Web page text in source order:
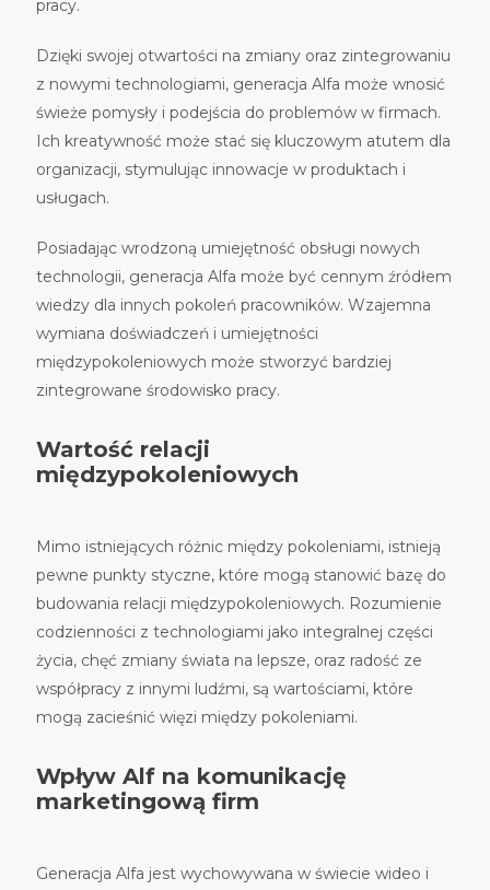
pracy.
Dzięki swojej otwartości na zmiany oraz zintegrowaniu
z nowymi technologiami, generacja Alfa może wnosić
świeże pomysły i podejścia do problemów w firmach.
Ich kreatywność może stać się kluczowym atutem dla
organizacji, stymulując innowacje w produktach i
usługach.
Posiadając wrodzoną umiejętność obsługi nowych
technologii, generacja Alfa może być cennym źródłem
wiedzy dla innych pokoleń pracowników. Wzajemna
wymiana doświadczeń i umiejętności
międzypokoleniowych może stworzyć bardziej
zintegrowane środowisko pracy.
Wartość relacji
międzypokoleniowych
Mimo istniejących różnic między pokoleniami, istnieją
pewne punkty styczne, które mogą stanowić bazę do
budowania relacji międzypokoleniowych. Rozumienie
codzienności z technologiami jako integralnej części
życia, chęć zmiany świata na lepsze, oraz radość ze
współpracy z innymi ludźmi, są wartościami, które
mogą zacieśnić więzi między pokoleniami.
Wpływ Alf na komunikację
marketingową firm
Generacja Alfa jest wychowywana w świecie wideo i